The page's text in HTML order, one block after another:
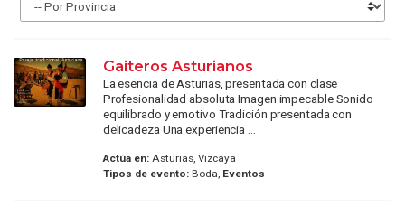
Gaiteros Asturianos
La esencia de Asturias, presentada con clase
Profesionalidad absoluta Imagen impecable Sonido
equilibrado y emotivo Tradición presentada con
delicadeza Una experiencia ...
Actúa en:Asturias, Vizcaya
Tipos de evento:Boda, Eventos